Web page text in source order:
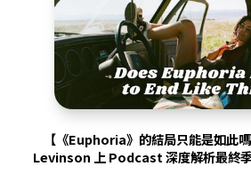
【《Euphoria》的結局只能是如此
Levinson 上 Podcast 深度解析最終